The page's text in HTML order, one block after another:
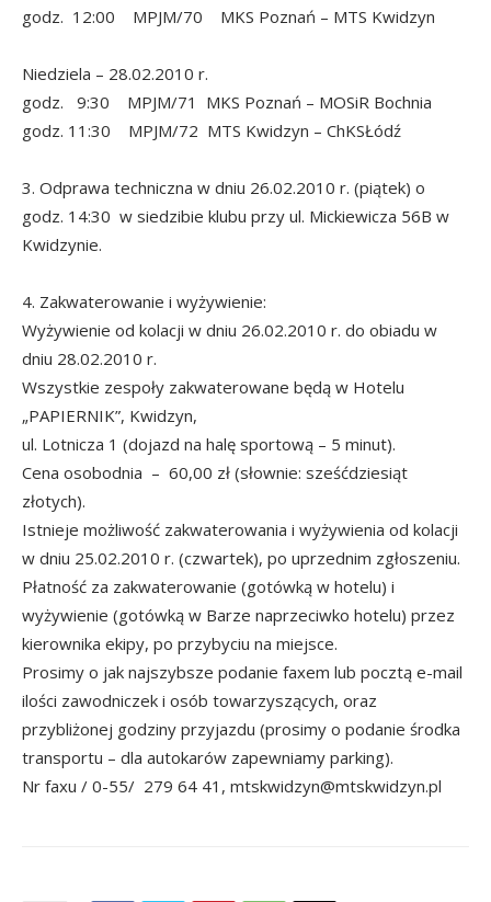
godz. 12:00 MPJM/70 MKS Poznań – MTS Kwidzyn
Niedziela – 28.02.2010 r.
godz. 9:30 MPJM/71 MKS Poznań – MOSiR Bochnia
godz. 11:30 MPJM/72 MTS Kwidzyn – ChKSŁódź
3. Odprawa techniczna w dniu 26.02.2010 r. (piątek) o
godz. 14:30 w siedzibie klubu przy ul. Mickiewicza 56B w
Kwidzynie.
4. Zakwaterowanie i wyżywienie:
Wyżywienie od kolacji w dniu 26.02.2010 r. do obiadu w
dniu 28.02.2010 r.
Wszystkie zespoły zakwaterowane będą w Hotelu
„PAPIERNIK”, Kwidzyn,
ul. Lotnicza 1 (dojazd na halę sportową – 5 minut).
Cena osobodnia – 60,00 zł (słownie: sześćdziesiąt
złotych).
Istnieje możliwość zakwaterowania i wyżywienia od kolacji
w dniu 25.02.2010 r. (czwartek), po uprzednim zgłoszeniu.
Płatność za zakwaterowanie (gotówką w hotelu) i
wyżywienie (gotówką w Barze naprzeciwko hotelu) przez
kierownika ekipy, po przybyciu na miejsce.
Prosimy o jak najszybsze podanie faxem lub pocztą e-mail
ilości zawodniczek i osób towarzyszących, oraz
przybliżonej godziny przyjazdu (prosimy o podanie środka
transportu – dla autokarów zapewniamy parking).
Nr faxu / 0-55/ 279 64 41, mtskwidzyn@mtskwidzyn.pl